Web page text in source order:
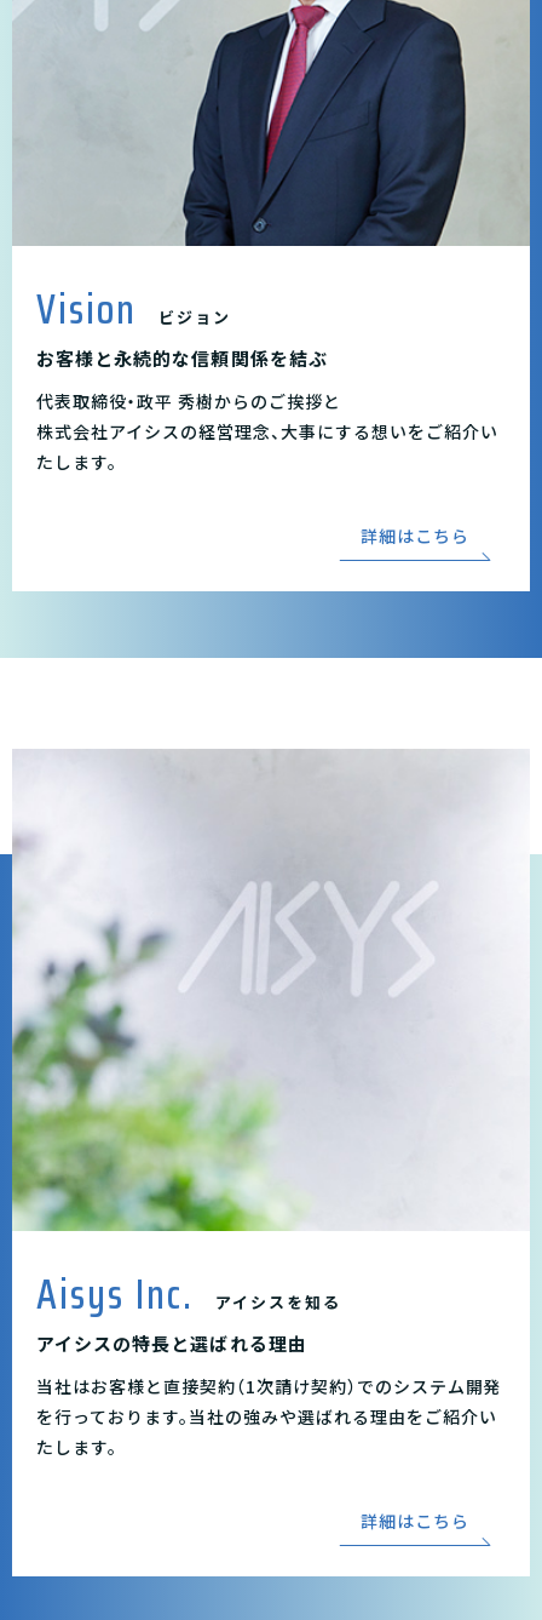
Vision ビジョン
お客様と永続的な信頼関係を結ぶ
代表取締役・政平 秀樹からのご挨拶と
株式会社アイシスの経営理念、大事にする想いをご紹介い
たします。
詳細はこちら
Aisys Inc. アイシスを知る
アイシスの特長と選ばれる理由
当社はお客様と直接契約（1次請け契約）でのシステム開発
を行っております。当社の強みや選ばれる理由をご紹介い
たします。
詳細はこちら